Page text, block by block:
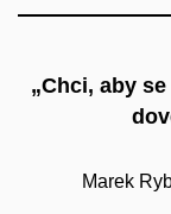
„Chci, aby
Marek